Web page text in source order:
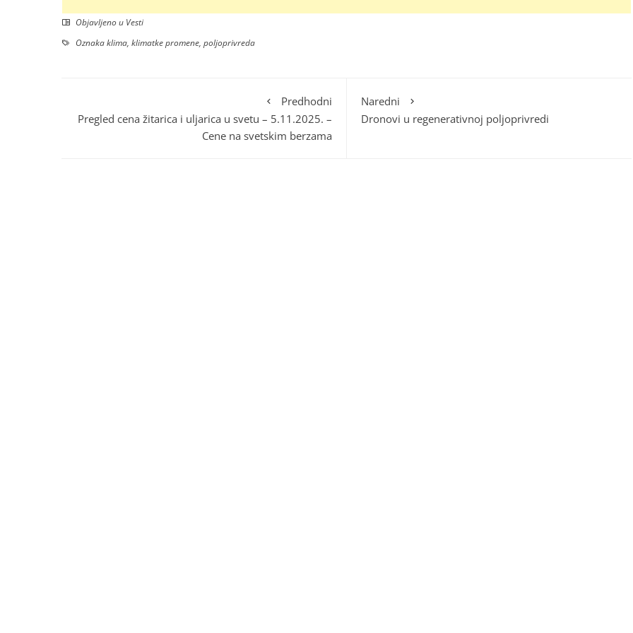
Objavljeno u Vesti
Oznakaklima, klimatke promene, poljoprivreda
Predhodni
Pregled cena žitarica i uljarica u svetu – 5.11.2025. –
Cene na svetskim berzama
Naredni
Dronovi u regenerativnoj poljoprivredi